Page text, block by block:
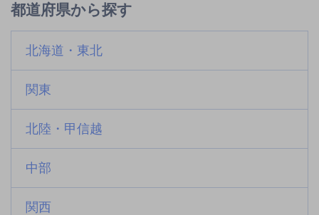
都道府県から探す
北海道・東北
関東
北陸・甲信越
中部
関西